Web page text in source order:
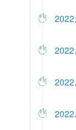



